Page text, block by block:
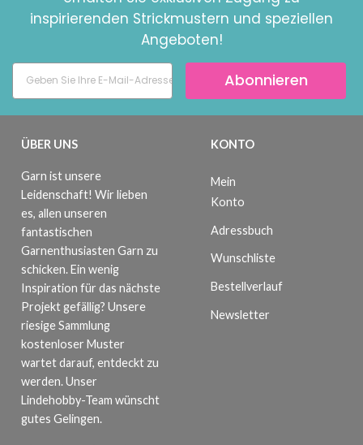
inspirierenden Strickmustern und speziellen
Angeboten!
Abonnieren
ÜBER UNS
Garn ist unsere
Leidenschaft! Wir lieben
es, allen unseren
fantastischen
Garnenthusiasten Garn zu
schicken. Ein wenig
Inspiration für das nächste
Projekt gefällig? Unsere
riesige Sammlung
kostenloser Muster
wartet darauf, entdeckt zu
werden. Unser
Lindehobby-Team wünscht
gutes Gelingen.
KONTO
Mein
Konto
Adressbuch
Wunschliste
Bestellverlauf
Newsletter